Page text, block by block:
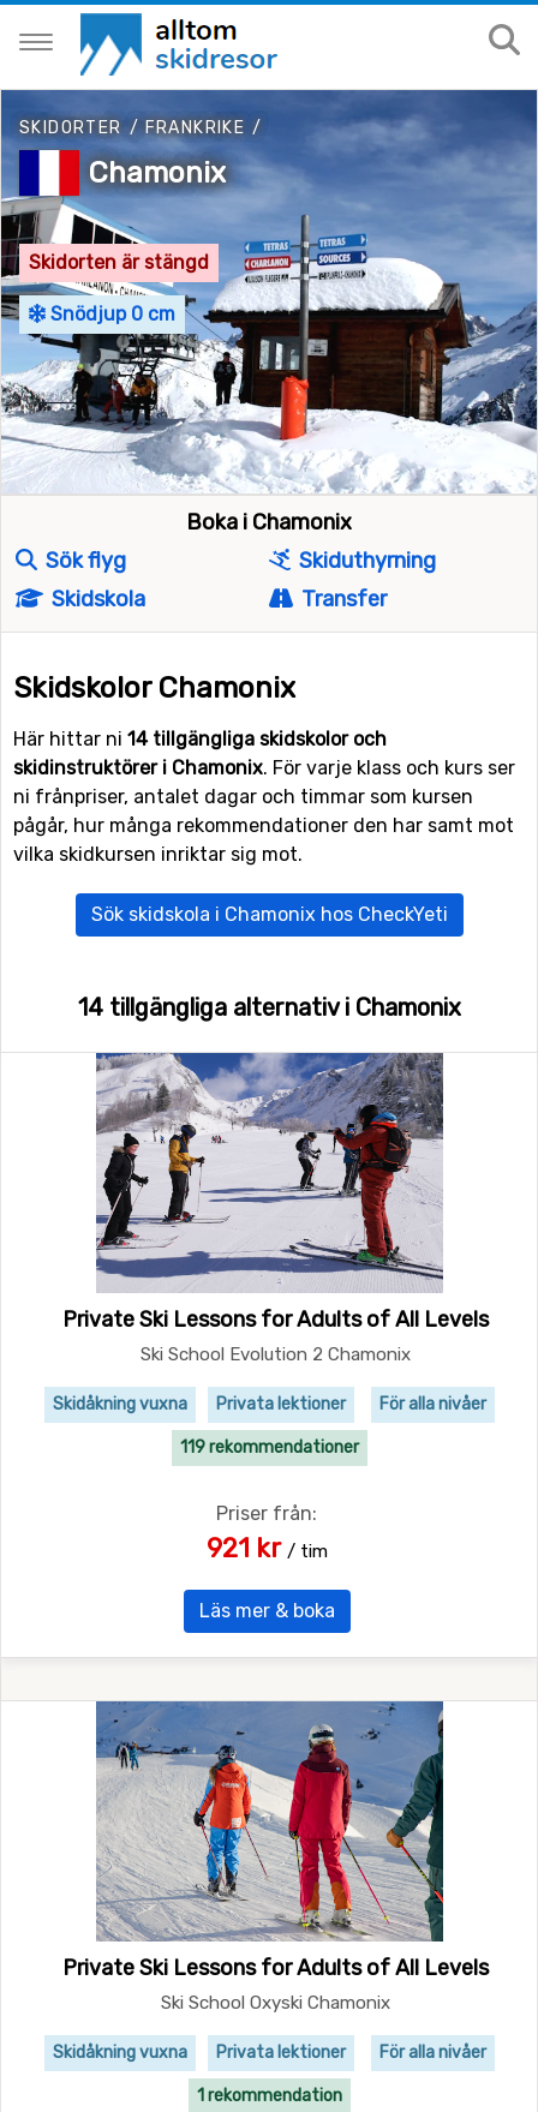
SKIDORTER /FRANKRIKE /
Chamonix
Skidorten är stängd
Snödjup 0 cm
Boka i Chamonix
Sök flyg
Skiduthyrning
Skidskola
Transfer
Skidskolor Chamonix
Här hittar ni 14 tillgängliga skidskolor och
skidinstruktörer i Chamonix. För varje klass och kurs ser
ni frånpriser, antalet dagar och timmar som kursen
pågår, hur många rekommendationer den har samt mot
vilka skidkursen inriktar sig mot.
Sök skidskola i Chamonix hos CheckYeti
14 tillgängliga alternativ i Chamonix
Private Ski Lessons for Adults of All Levels
Ski School Evolution 2 Chamonix
Skidåkning vuxna Privata lektioner För alla nivåer
119 rekommendationer
Priser från:
921 kr / tim
Läs mer & boka
Private Ski Lessons for Adults of All Levels
Ski School Oxyski Chamonix
Skidåkning vuxna Privata lektioner För alla nivåer
1 rekommendation